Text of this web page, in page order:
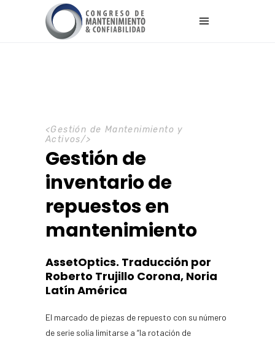
<Gestión de Mantenimiento y
Activos/>
Gestión de
inventario de
repuestos en
mantenimiento
AssetOptics. Traducción por
Roberto Trujillo Corona, Noria
Latín América
El marcado de piezas de repuesto con su número
de serie solía limitarse a “la rotación de